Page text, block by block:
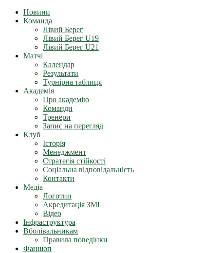
Новини
Команда
Лівий Берег
Лівий Берег U19
Лівий Берег U21
Матчі
Календар
Результати
Турнірна таблиця
Академія
Про академію
Команди
Тренери
Запис на перегляд
Клуб
Історія
Менеджмент
Стратегія стійкості
Соціальна відповідальність
Контакти
Медіа
Логотип
Акредитація ЗМІ
Відео
Інфраструктура
Вболівальникам
Правила поведінки
Фаншоп